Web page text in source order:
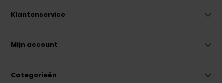
Klantenservice
Mijn account
Categorieën